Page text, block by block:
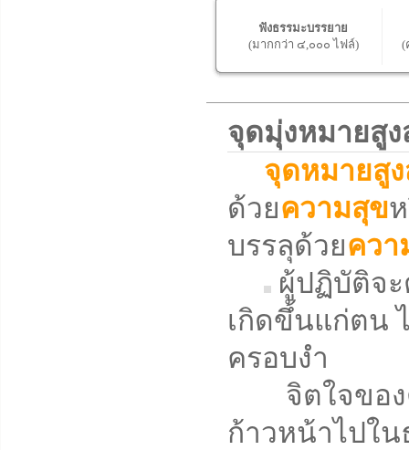
ฟังธรรมะบรรยาย
(มากกว่า ๔,๐๐๐ ไฟล์)
(
จุดมุ่งหมายสู
จุดหมายสู
ด้วยความสุข
บรรลุด้วยคว
ผู้ปฏิบัติจะ
เกิดขึ้นแก่ตน
ครอบงำ
จิตใจของ
ก้าวหน้าไปใน